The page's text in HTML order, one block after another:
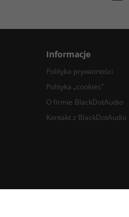
Informacje
Polityka prywatności
Polityka „cookies”
O firmie BlackDotAudio
Kontakt z BlackDotAudio